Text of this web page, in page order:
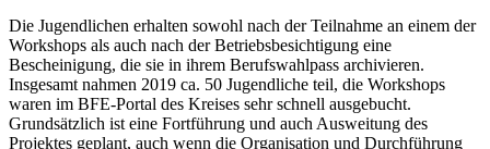
Die Jugendlichen erhalten sowohl nach der Teilnahme an einem der
Workshops als auch nach der Betriebsbesichtigung eine
Bescheinigung, die sie in ihrem Berufswahlpass archivieren.
Insgesamt nahmen 2019 ca. 50 Jugendliche teil, die Workshops
waren im BFE-Portal des Kreises sehr schnell ausgebucht.
Grundsätzlich ist eine Fortführung und auch Ausweitung des
Projektes geplant, auch wenn die Organisation und Durchführung